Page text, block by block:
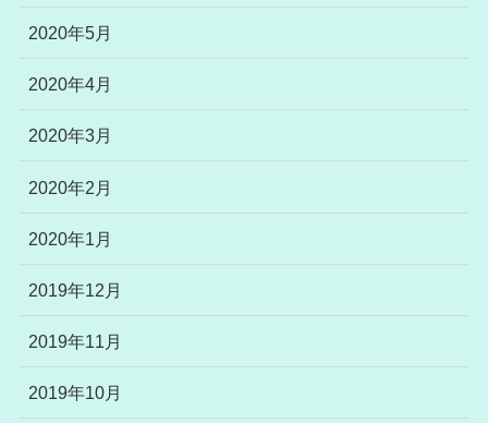
2020年5月
2020年4月
2020年3月
2020年2月
2020年1月
2019年12月
2019年11月
2019年10月